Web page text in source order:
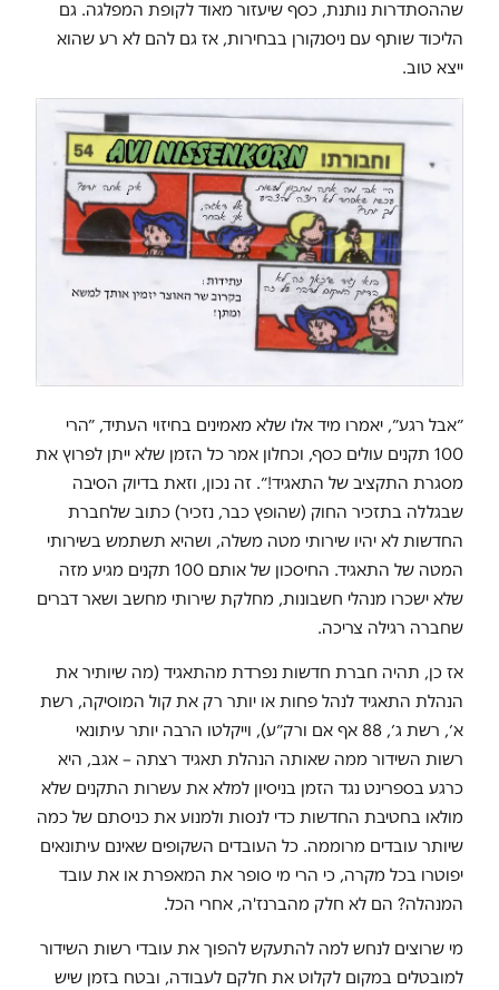
שההסתדרות נותנת, כסף שיעזור מאוד לקופת המפלגה. גם
הליכוד שותף עם ניסנקורן בבחירות, אז גם להם לא רע שהוא
ייצא טוב.
״אבל רגע״, יאמרו מיד אלו שלא מאמינים בחיזוי העתיד, ״הרי
100 תקנים עולים כסף, וכחלון אמר כל הזמן שלא ייתן לפרוץ את
מסגרת התקציב של התאגיד!״. זה נכון, וזאת בדיוק הסיבה
שבגללה בתזכיר החוק (שהופץ כבר, נזכיר) כתוב שלחברת
החדשות לא יהיו שירותי מטה משלה, ושהיא תשתמש בשירותי
המטה של התאגיד. החיסכון של אותם 100 תקנים מגיע מזה
שלא ישכרו מנהלי חשבונות, מחלקת שירותי מחשב ושאר דברים
שחברה רגילה צריכה.
אז כן, תהיה חברת חדשות נפרדת מהתאגיד (מה שיותיר את
הנהלת התאגיד לנהל פחות או יותר רק את קול המוסיקה, רשת
א׳, רשת ג׳, 88 אף אם ורק״ע), וייקלטו הרבה יותר עיתונאי
רשות השידור ממה שאותה הנהלת תאגיד רצתה – אגב, היא
כרגע בספרינט נגד הזמן בניסיון למלא את עשרות התקנים שלא
מולאו בחטיבת החדשות כדי לנסות ולמנוע את כניסתם של כמה
שיותר עובדים מרוממה. כל העובדים השקופים שאינם עיתונאים
יפוטרו בכל מקרה, כי הרי מי סופר את המאפרת או את עובד
המנהלה? הם לא חלק מהברנז'ה, אחרי הכל.
מי שרוצים לנחש למה להתעקש להפוך את עובדי רשות השידור
למובטלים במקום לקלוט את חלקם לעבודה, ובטח בזמן שיש